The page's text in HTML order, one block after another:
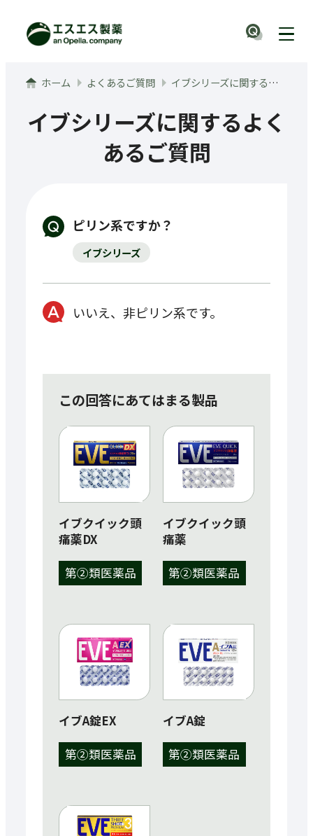
ナビ
ホーム よくあるご質問 イブシリーズに関するよくあるご質問
イブシリーズに関するよく
あるご質問
ピリン系ですか？
イブシリーズ
いいえ、非ピリン系です。
この回答にあてはまる製品
イブクイック頭
痛薬DX
第②類医薬品
イブクイック頭
痛薬
第②類医薬品
イブA錠EX
第②類医薬品
イブA錠
第②類医薬品